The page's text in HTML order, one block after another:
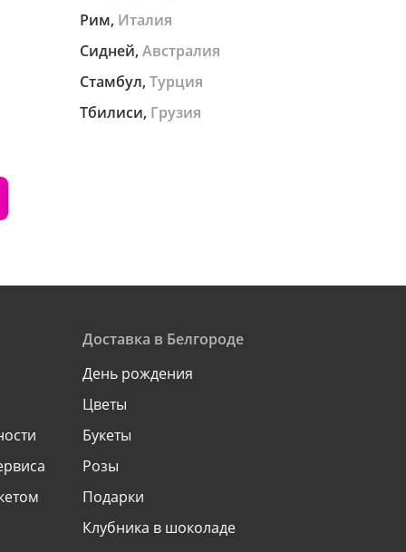
Рим, Италия
Сидней, Австралия
Стамбул, Турция
Тбилиси, Грузия
Доставка в Белгороде
День рождения
Цветы
Букеты
Розы
Подарки
Клубника в шоколаде